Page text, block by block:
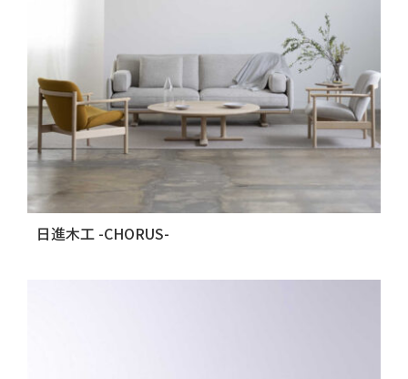
日進木工 -CHORUS-